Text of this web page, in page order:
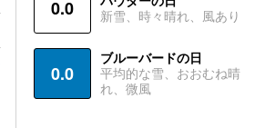
0.0
新雪、時々晴れ、風あり
0.0
ブルーバードの日
平均的な雪、おおむね晴
れ、微風